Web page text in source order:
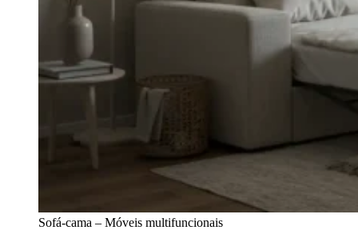
Sofá-cama – Móveis multifuncionais